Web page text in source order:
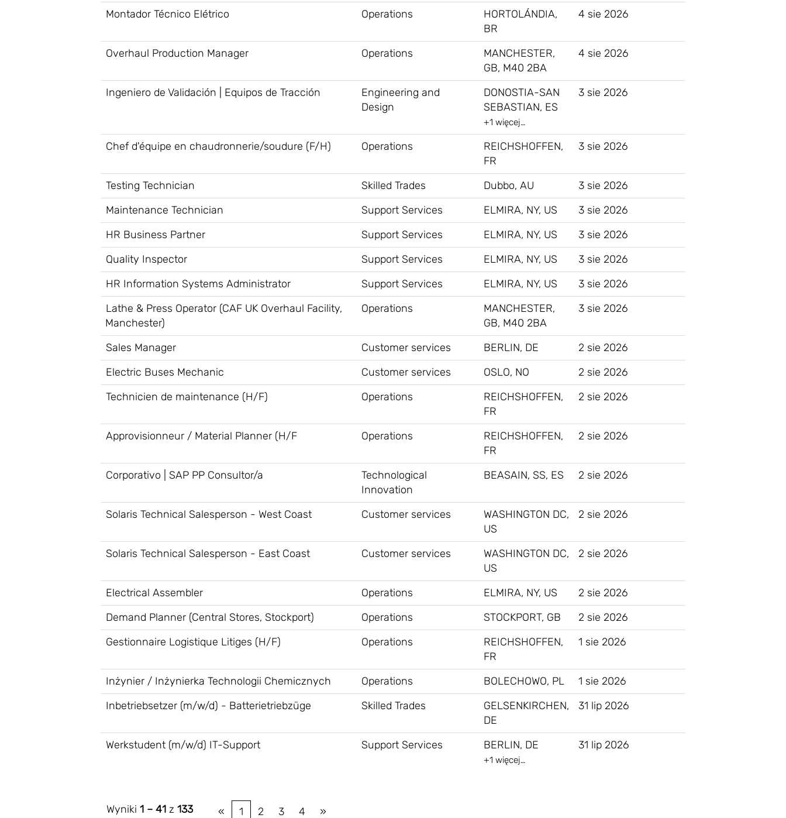
Montador Técnico Elétrico Operations
HORTOLÁNDIA,
BR
4 sie 2026
Overhaul Production Manager Operations
MANCHESTER,
GB, M40 2BA
4 sie 2026
Ingeniero de Validación | Equipos de Tracción
Engineering and
Design
DONOSTIA-SAN
SEBASTIAN, ES
+1 więcej…
3 sie 2026
Chef d'équipe en chaudronnerie/soudure (F/H) Operations
REICHSHOFFEN,
FR
3 sie 2026
Testing Technician Skilled Trades Dubbo, AU
3 sie 2026
Maintenance Technician
Support Services ELMIRA, NY, US
3 sie 2026
HR Business Partner
Support Services ELMIRA, NY, US
3 sie 2026
Quality Inspector
Support Services ELMIRA, NY, US
3 sie 2026
HR Information Systems Administrator
Support Services ELMIRA, NY, US
3 sie 2026
Lathe & Press Operator (CAF UK Overhaul Facility,
Manchester)
Operations
MANCHESTER,
GB, M40 2BA
3 sie 2026
Sales Manager Customer services BERLIN, DE
2 sie 2026
Electric Buses Mechanic
Customer services OSLO, NO
2 sie 2026
Technicien de maintenance (H/F)
Operations
REICHSHOFFEN,
FR
2 sie 2026
Approvisionneur / Material Planner (H/F Operations
REICHSHOFFEN,
FR
2 sie 2026
Corporativo | SAP PP Consultor/a
Technological
Innovation
BEASAIN, SS, ES 2 sie 2026
Solaris Technical Salesperson - West Coast Customer services
WASHINGTON DC,
US
2 sie 2026
Solaris Technical Salesperson - East Coast Customer services
WASHINGTON DC,
US
2 sie 2026
Electrical Assembler Operations ELMIRA, NY, US
2 sie 2026
Demand Planner (Central Stores, Stockport)
Operations STOCKPORT, GB
2 sie 2026
Gestionnaire Logistique Litiges (H/F)
Operations
REICHSHOFFEN,
FR
1 sie 2026
Inżynier / Inżynierka Technologii Chemicznych Operations BOLECHOWO, PL
1 sie 2026
Inbetriebsetzer (m/w/d) - Batterietriebzüge
Skilled Trades
GELSENKIRCHEN,
DE
31 lip 2026
Werkstudent (m/w/d) IT-Support Support Services BERLIN, DE
+1 więcej…
31 lip 2026
Wyniki 1 – 41 z 133 « 1 2 3 4 »